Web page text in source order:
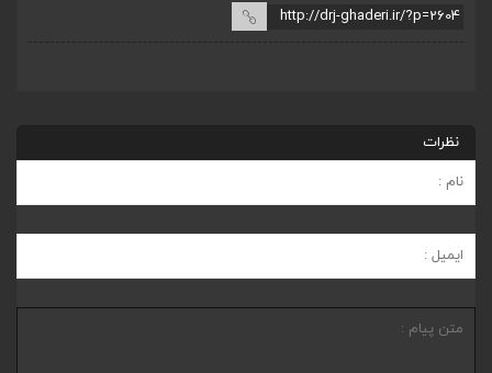
نظرات